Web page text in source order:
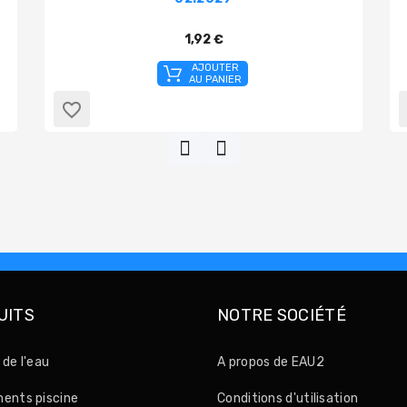
1,92 €
AJOUTER
AU PANIER
favorite_border
l'eau
piscine
NOTRE SOCIÉTÉ
A propos de EAU2
Conditions d'utilisation